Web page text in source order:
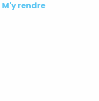
M'y rendre